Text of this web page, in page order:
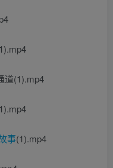
道(1).mp4
事(1).mp4